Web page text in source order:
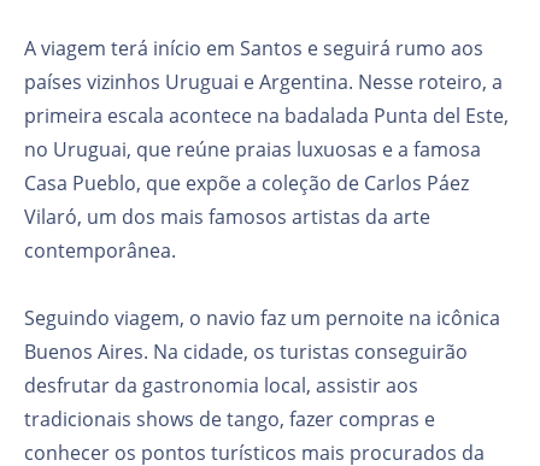
A viagem terá início em Santos e seguirá rumo aos
países vizinhos Uruguai e Argentina. Nesse roteiro, a
primeira escala acontece na badalada Punta del Este,
no Uruguai, que reúne praias luxuosas e a famosa
Casa Pueblo, que expõe a coleção de Carlos Páez
Vilaró, um dos mais famosos artistas da arte
contemporânea.
Seguindo viagem, o navio faz um pernoite na icônica
Buenos Aires. Na cidade, os turistas conseguirão
desfrutar da gastronomia local, assistir aos
tradicionais shows de tango, fazer compras e
conhecer os pontos turísticos mais procurados da